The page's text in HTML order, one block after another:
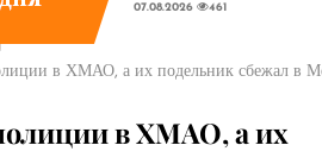
07.08.2026 461
​Губернатор ХМАО
07.08.2026
Кабачковый бум!
в ХМАО, а их подельник сбежал в
в ХМАО, а их